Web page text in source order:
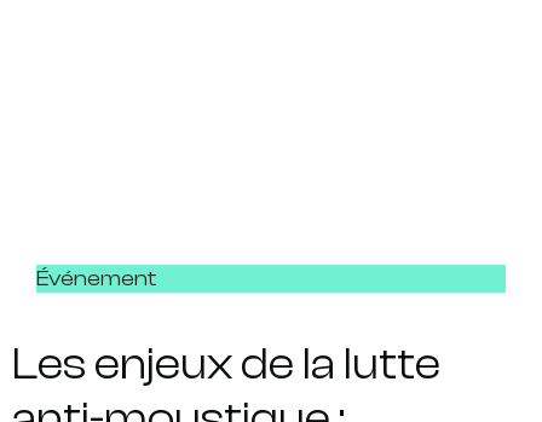
Événement
Les enjeux de la lutte